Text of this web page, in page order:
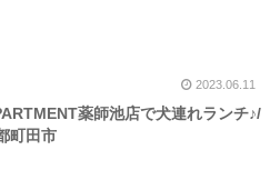
2023.06.11
薬師池店で犬連れランチ♪/
町田市